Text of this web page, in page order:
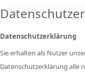
Datenschutzerklärung
Sie erhalten als Nutzer
Datenschutzerklärung alle